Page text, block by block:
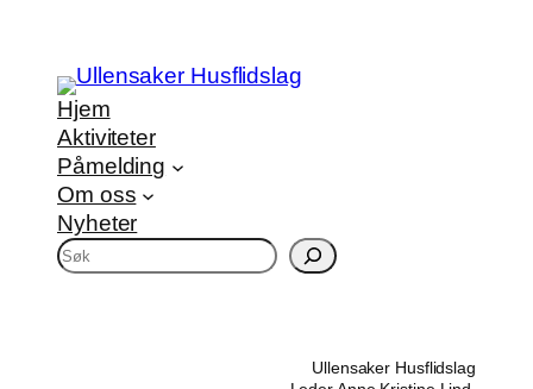
Hjem
Aktiviteter
Påmelding
Om oss
Nyheter
S
ø
Ullensaker Husflidslag